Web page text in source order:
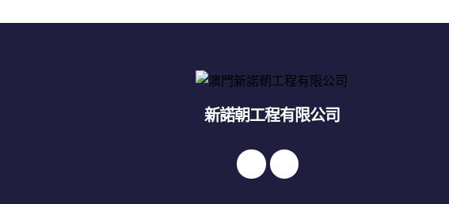
新諾朝工程有限公司